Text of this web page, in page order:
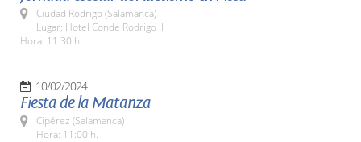
Ciudad Rodrigo (Salamanca)
Lugar: Hotel Conde Rodrigo II
Hora: 11:30 h.
10/02/2024
Fiesta de la Matanza
Cipérez (Salamanca)
Hora: 11:00 h.